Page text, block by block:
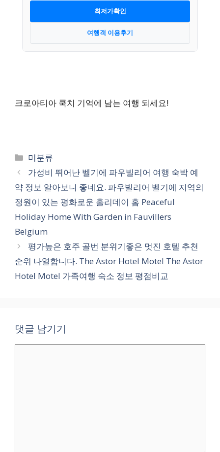
최저가확인
여행객 이용후기
크로아티아 쿡치 기억에 남는 여행 되세요!
카
테
고
리
미분류
가성비 뛰어난 벨기에 파우빌리어 여행 숙박 예
약 정보 알아보니 좋네요. 파우빌리어 벨기에 지역의
정원이 있는 평화로운 홀리데이 홈 Peaceful
Holiday Home With Garden in Fauvillers
Belgium
평가높은 호주 골번 분위기좋은 멋진 호텔 추천
순위 나열합니다. The Astor Hotel Motel The Astor
Hotel Motel 가족여행 숙소 정보 평점비교
댓글 남기기